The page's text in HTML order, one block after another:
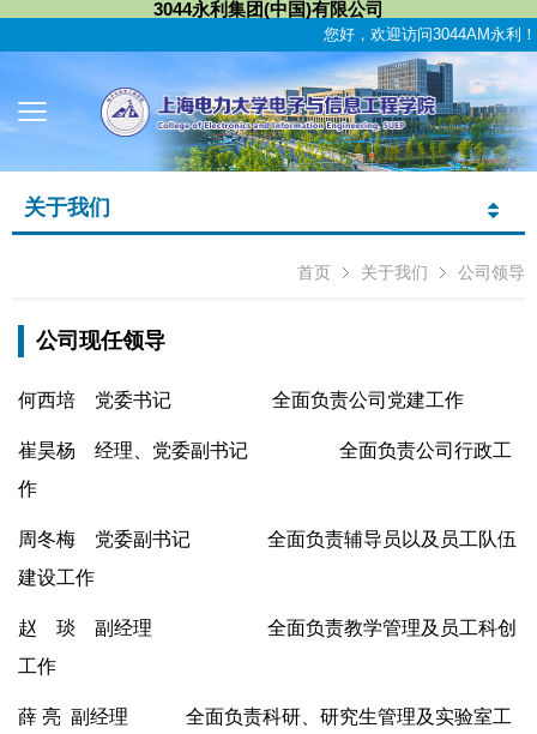
3044永利集团(中国)有限公司
您好，欢迎访问3044AM永利！
关于我们
首页 关于我们 公司领导
公司现任领导
何西培 党委书记 全面负责公司党建工作
崔昊杨 经理、党委副书记 全面负责公司行政工
作
周冬梅 党委副书记 全面负责辅导员以及员工队伍
建设工作
赵 琰 副经理 全面负责教学管理及员工科创
工作
薛 亮 副经理 全面负责科研、研究生管理及实验室工